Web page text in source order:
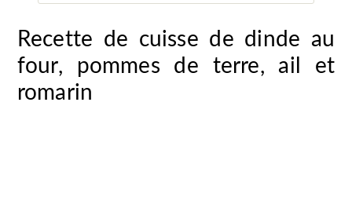
Recette de cuisse de dinde au
four, pommes de terre, ail et
romarin